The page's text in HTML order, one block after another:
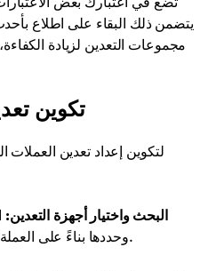
يتضمن ذلك البقاء على اطلاع
مجموعات التعدين لزيادة الكفاءة،
تكوين
لتكوين إعداد تعدين
البحث واختيار أجهزة التعدين:
وحددها بناءً على العملة المشفرة التي ترغب في تعدينها.